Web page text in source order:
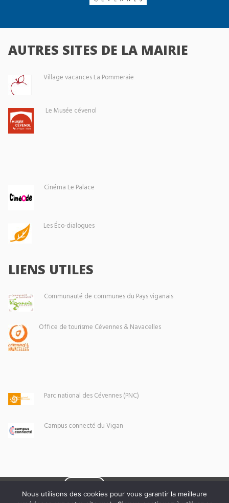
AUTRES SITES DE LA MAIRIE
Village vacances La Pommeraie
Le Musée cévenol
Cinéma Le Palace
Les Éco-dialogues
LIENS UTILES
Communauté de communes du Pays viganais
Office de tourisme Cévennes & Navacelles
Parc national des Cévennes (PNC)
Campus connecté du Vigan
Nous utilisons des cookies pour vous garantir la meilleure